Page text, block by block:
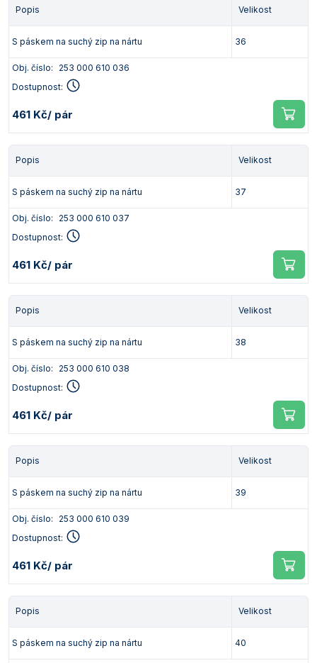
Popis Velikost
S páskem na suchý zip na nártu 36
Obj. číslo:
253 000 610 036
Dostupnost:
461 Kč/ pár
Popis Velikost
S páskem na suchý zip na nártu 37
Obj. číslo:
253 000 610 037
Dostupnost:
461 Kč/ pár
Popis Velikost
S páskem na suchý zip na nártu 38
Obj. číslo:
253 000 610 038
Dostupnost:
461 Kč/ pár
Popis Velikost
S páskem na suchý zip na nártu 39
Obj. číslo:
253 000 610 039
Dostupnost:
461 Kč/ pár
Popis Velikost
S páskem na suchý zip na nártu 40